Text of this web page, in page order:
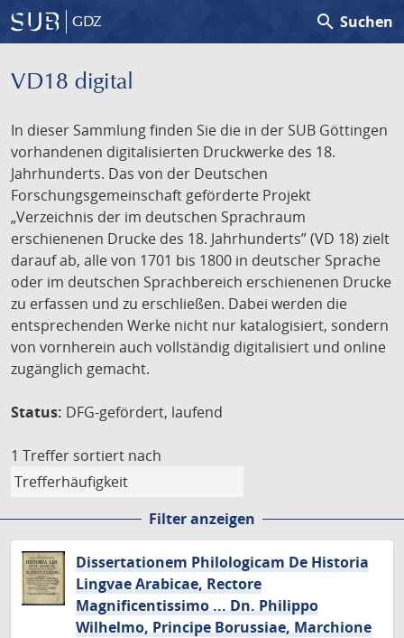
GDZ search Suchen
VD18 digital
In dieser Sammlung finden Sie die in der SUB Göttingen
vorhandenen digitalisierten Druckwerke des 18.
Jahrhunderts. Das von der Deutschen
Forschungsgemeinschaft geförderte Projekt
„Verzeichnis der im deutschen Sprachraum
erschienenen Drucke des 18. Jahrhunderts” (VD 18) zielt
darauf ab, alle von 1701 bis 1800 in deutscher Sprache
oder im deutschen Sprachbereich erschienenen Drucke
zu erfassen und zu erschließen. Dabei werden die
entsprechenden Werke nicht nur katalogisiert, sondern
von vornherein auch vollständig digitalisiert und online
zugänglich gemacht.
Status: DFG-gefördert, laufend
1 Treffer sortiert nach
Filter anzeigen
Dissertationem Philologicam De Historia
Lingvae Arabicae, Rectore
Magnificentissimo ... Dn. Philippo
Wilhelmo, Principe Borussiae, Marchione